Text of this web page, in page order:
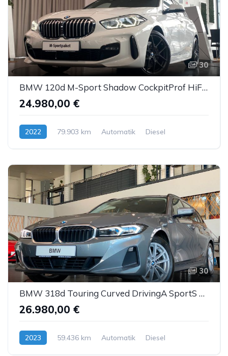
30
BMW 120d M-Sport Shadow CockpitProf HiFi Sitzhzg AHK
24.980,00 €
2022 79.903 km Automatik Diesel
30
BMW 318d Touring Curved DrivingA SportS Kam LED ACC
26.980,00 €
2023 59.436 km Automatik Diesel